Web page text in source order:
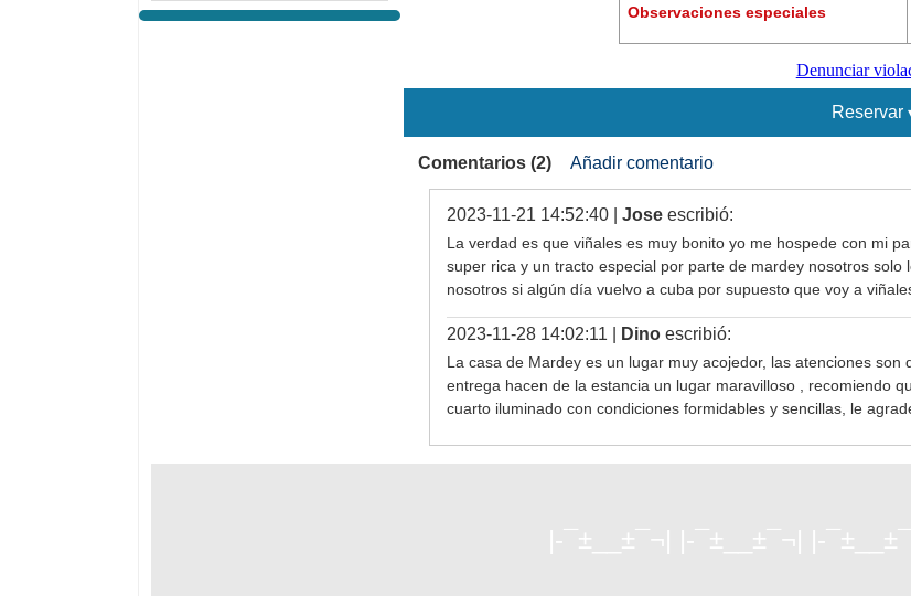
Observaciones especiales
Denunciar
Reservar
Comentarios (2) Añadir comentario
2023-11-21 14:52:40 |Jose escribió:
La verdad es que viñales es muy bonito yo me hospede con mi
super rica y un tracto especial por parte de mardey nosotros
nosotros si algún día vuelvo a cuba por supuesto que voy a
2023-11-28 14:02:11 | Dinoescribió:
La casa de Mardey es un lugar muy acojedor, las atenciones
entrega hacen de la estancia un lugar maravilloso , recomiendo
cuarto iluminado con condiciones formidables y sencillas, le